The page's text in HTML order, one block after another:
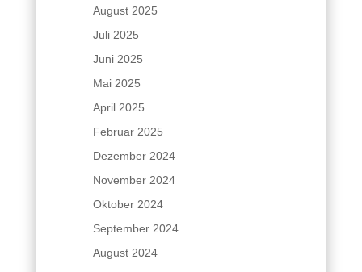
August 2025
Juli 2025
Juni 2025
Mai 2025
April 2025
Februar 2025
Dezember 2024
November 2024
Oktober 2024
September 2024
August 2024